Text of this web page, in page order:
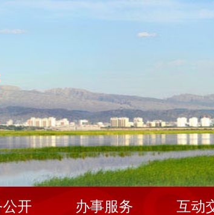
开 办事服务 互动